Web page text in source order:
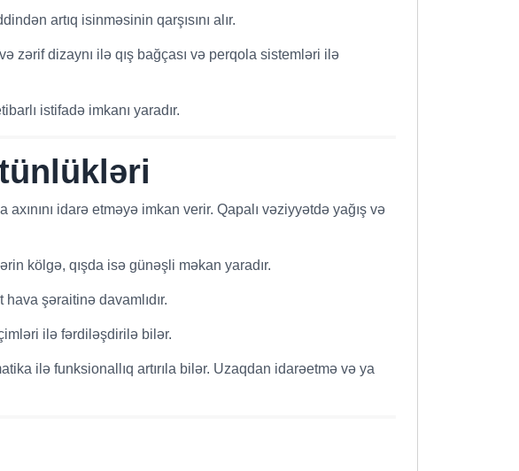
artıq isinməsinin qarşısını alır.
zərif dizaynı ilə qış bağçası və perqola sistemləri ilə
istifadə imkanı yaradır.
axınını idarə etməyə imkan verir. Qapalı vəziyyətdə yağış və
kölgə, qışda isə günəşli məkan yaradır.
şəraitinə davamlıdır.
ilə fərdiləşdirilə bilər.
ilə funksionallıq artırıla bilər. Uzaqdan idarəetmə və ya